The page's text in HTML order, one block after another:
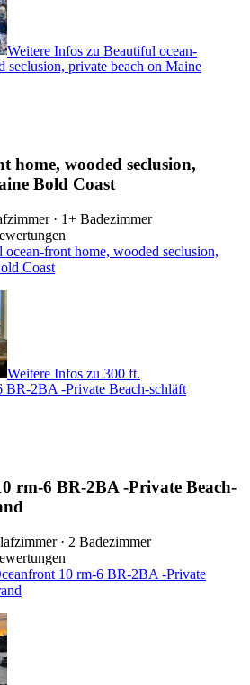
Weitere Infos zu Beautiful ocean-
seclusion, private beach on Maine
home, wooded seclusion,
Bold Coast
· 1+ Badezimmer
front home, wooded seclusion,
Coast
Weitere Infos zu 300 ft.
BR-2BA -Private Beach-schläft
rm-6 BR-2BA -Private Beach-
· 2 Badezimmer
10 rm-6 BR-2BA -Private